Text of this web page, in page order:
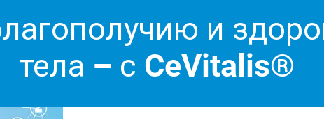
и
тела – с CeVitalis®